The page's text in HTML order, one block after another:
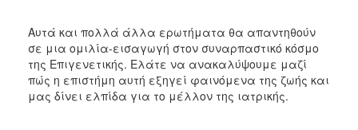
Αυτά και πολλά άλλα ερωτήματα θα απαντηθούν
σε μια ομιλία-εισαγωγή στον συναρπαστικό κόσμο
της Επιγενετικής. Ελάτε να ανακαλύψουμε μαζί
πώς η επιστήμη αυτή εξηγεί φαινόμενα της ζωής και
μας δίνει ελπίδα για το μέλλον της ιατρικής.